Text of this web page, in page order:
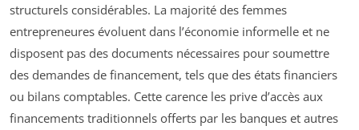
structurels considérables. La majorité des femmes
entrepreneures évoluent dans l’économie informelle et ne
disposent pas des documents nécessaires pour soumettre
des demandes de financement, tels que des états financiers
ou bilans comptables. Cette carence les prive d’accès aux
financements traditionnels offerts par les banques et autres